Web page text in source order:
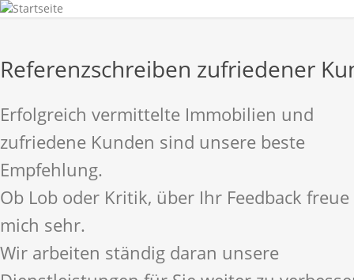
Referenzschreiben zufriedener
Erfolgreich vermittelte Immobilien und
zufriedene Kunden sind unsere beste
Empfehlung.
Ob Lob oder Kritik, über Ihr Feedback
mich sehr.
Wir arbeiten ständig daran unsere